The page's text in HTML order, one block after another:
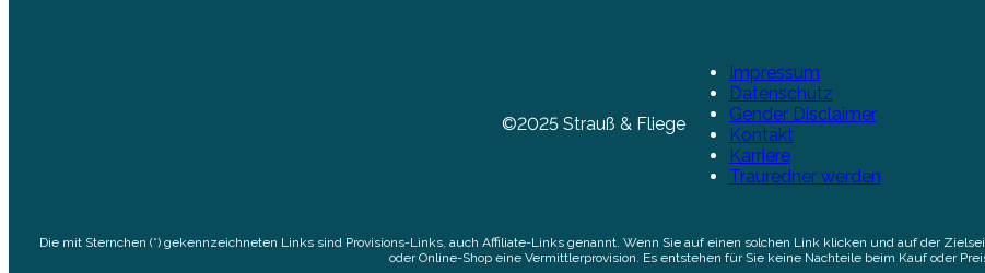
©2025 Strauß & Fliege
Impressum
Datenschutz
Gender Disclaimer
Kontakt
Karriere
Trauredner werden
Die mit Sternchen (*) gekennzeichneten Links sind Provisions-Links, auch Affiliate-Links genannt. Wenn Sie auf einen solchen Link klicken und auf der
oder Online-Shop eine Vermittlerprovision. Es entstehen für Sie keine Nachteile beim Kauf oder